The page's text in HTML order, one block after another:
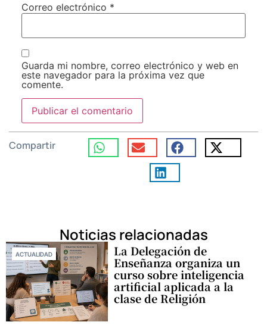
Correo electrónico *
Guarda mi nombre, correo electrónico y web en
este navegador para la próxima vez que
comente.
Compartir
Noticias relacionadas
ACTUALIDAD La Delegación de
Enseñanza organiza un
curso sobre inteligencia
artificial aplicada a la
clase de Religión